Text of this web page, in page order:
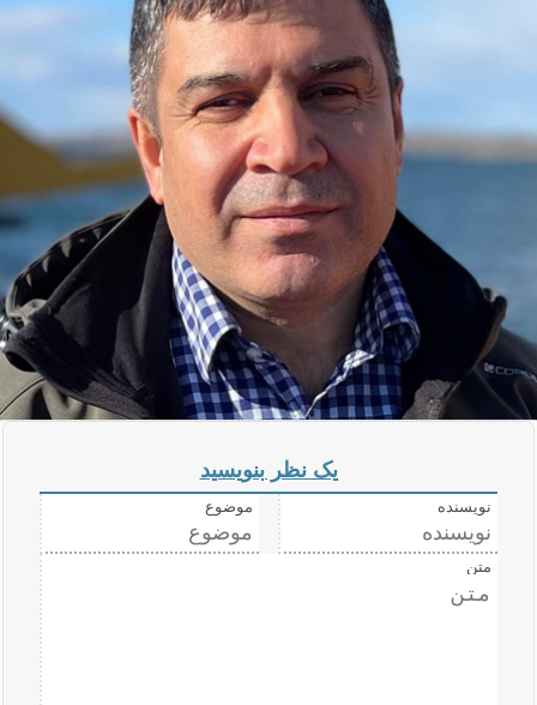
یک نظر بنویسید
نویسنده موضوع
متن